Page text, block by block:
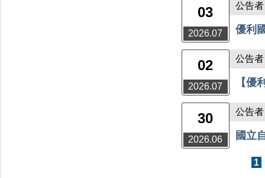
03
2026.07
公告
優利
02
2026.07
公告
【優
30
2026.06
公告
國立
1